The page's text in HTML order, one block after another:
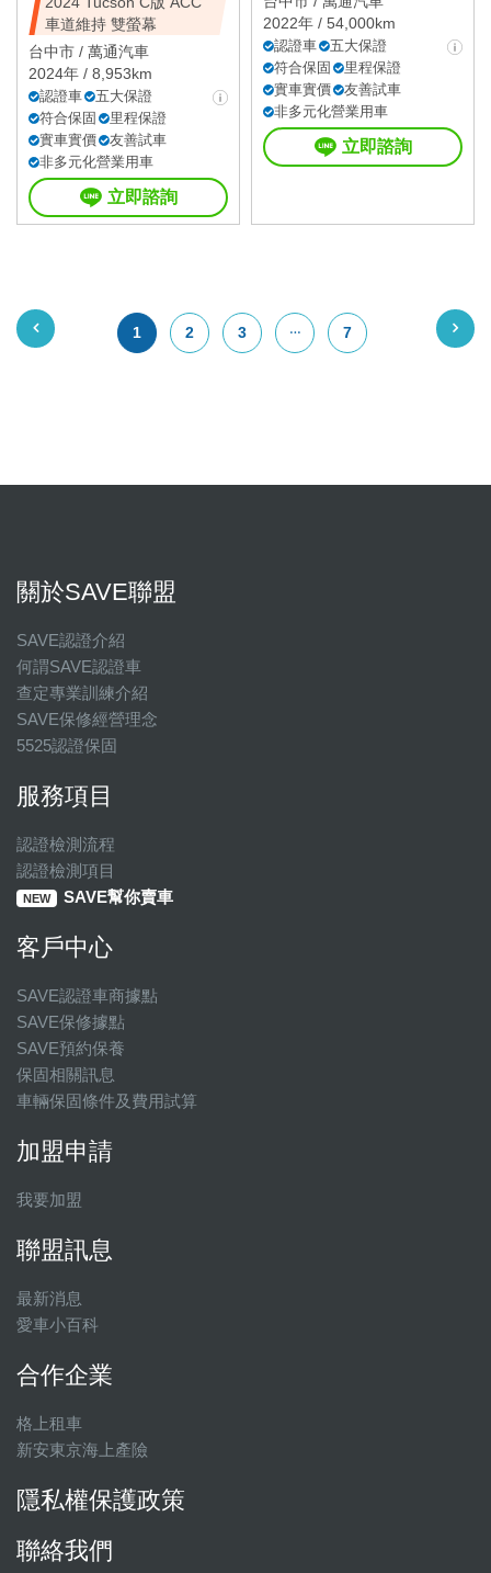
車道維持 雙螢幕
台中市 / 萬通汽車
2024年 / 8,953km
認證車
五大保證
符合保固
里程保證
實車實價
友善試車
非多元化營業用車
立即諮詢
2022年 / 54,000km
認證車
五大保證
符合保固
里程保證
實車實價
友善試車
非多元化營業用車
立即諮詢
1 2 3 7
關於SAVE聯盟
SAVE認證介紹
何謂SAVE認證車
查定專業訓練介紹
SAVE保修經營理念
5525認證保固
服務項目
認證檢測流程
認證檢測項目
NEW SAVE幫你賣車
客戶中心
SAVE認證車商據點
SAVE保修據點
SAVE預約保養
保固相關訊息
車輛保固條件及費用試算
加盟申請
我要加盟
聯盟訊息
最新消息
愛車小百科
合作企業
格上租車
新安東京海上產險
隱私權保護政策
聯絡我們